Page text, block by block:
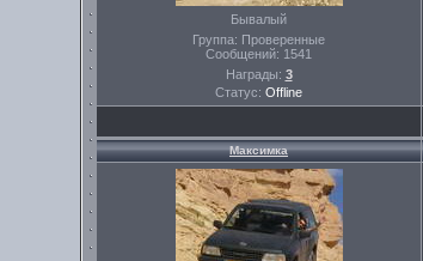
Бывалый
Группа: Проверенные
Сообщений: 1541
Награды: 3
Статус: Offline
Максимка